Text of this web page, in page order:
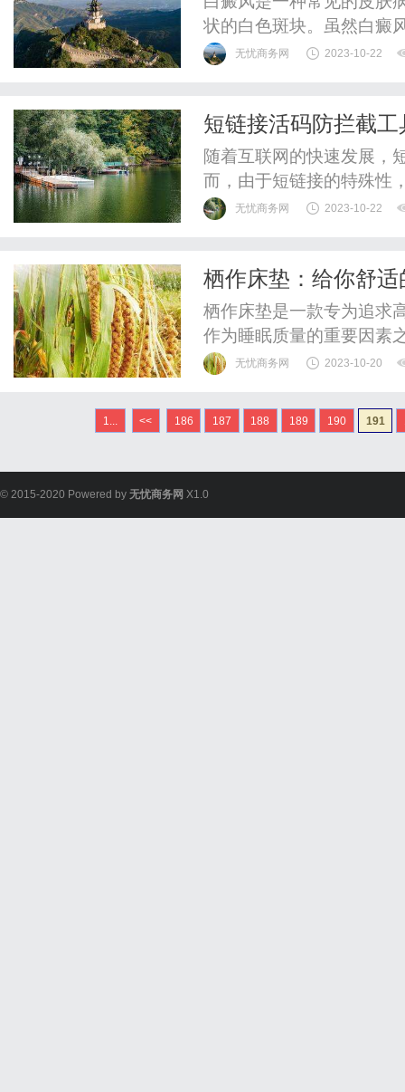
状的白色斑块。虽然白癜
来心理和社交困扰。因此
产生。这种方法可以适用
无忧商务网 2023-10-22
短链接活码防拦截
随着互联网的快速发展，
而，由于短链接的特殊性
护用户的信息安全，提高
每次用户点击链接时生成
无忧商务网 2023-10-22
栖作床垫：给你舒
栖作床垫是一款专为追求
作为睡眠质量的重要因素
的影响。而栖作床垫凭借
量的材料。床垫表面采用
有效地吸收和排出体温和
无忧商务网 2023-10-20
1... << 186 187 188 189 190 191
© 2015-2020 Powered by 无忧商务网 X1.0